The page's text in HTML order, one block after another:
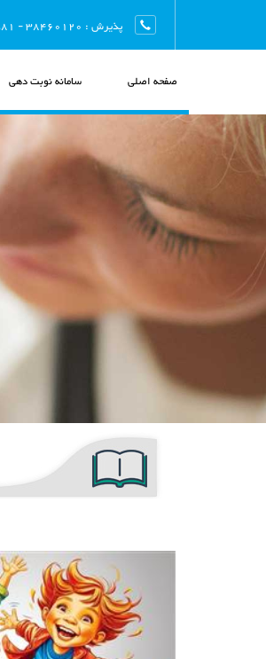
پذیرش : 38460120 - 38413581
صفحه اصلی سامانه نوبت دهی